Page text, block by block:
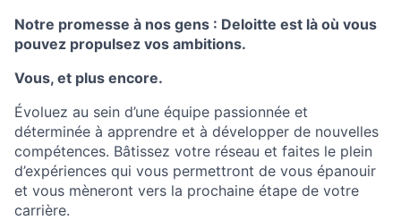
Notre promesse à nos gens : Deloitte est là où vous
pouvez propulsez vos ambitions.
Vous, et plus encore.
Évoluez au sein d’une équipe passionnée et
déterminée à apprendre et à développer de nouvelles
compétences. Bâtissez votre réseau et faites le plein
d’expériences qui vous permettront de vous épanouir
et vous mèneront vers la prochaine étape de votre
carrière.